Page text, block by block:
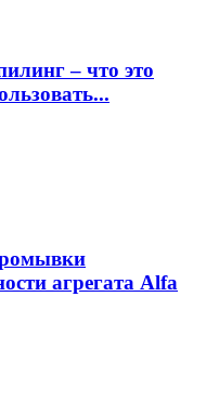
– что это
агрегата Alfa